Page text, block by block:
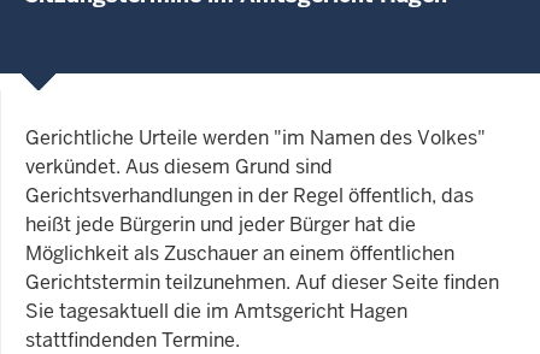
Gerichtliche Urteile werden "im Namen des Volkes"
verkündet. Aus diesem Grund sind
Gerichtsverhandlungen in der Regel öffentlich, das
heißt jede Bürgerin und jeder Bürger hat die
Möglichkeit als Zuschauer an einem öffentlichen
Gerichtstermin teilzunehmen. Auf dieser Seite finden
Sie tagesaktuell die im Amtsgericht Hagen
stattfindenden Termine.